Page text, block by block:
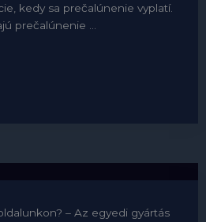
kedy sa prečalúnenie vyplatí.
prečalúnenie ...
– Az egyedi gyártás